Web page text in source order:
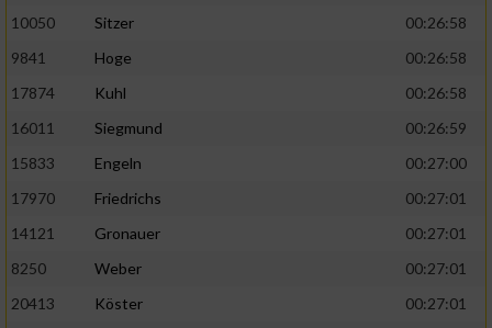
10050
Sitzer
00:26:58
9841
Hoge
00:26:58
17874
Kuhl
00:26:58
16011
Siegmund
00:26:59
15833
Engeln
00:27:00
17970
Friedrichs
00:27:01
14121
Gronauer
00:27:01
8250
Weber
00:27:01
20413
Köster
00:27:01